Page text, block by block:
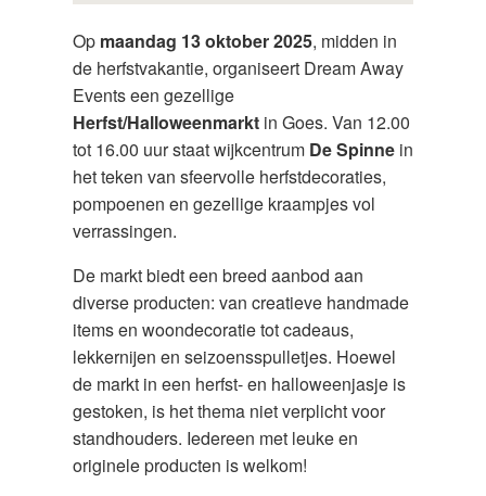
Op maandag 13 oktober 2025, midden in
de herfstvakantie, organiseert Dream Away
Events een gezellige
Herfst/Halloweenmarkt in Goes. Van 12.00
tot 16.00 uur staat wijkcentrum De Spinne in
het teken van sfeervolle herfstdecoraties,
pompoenen en gezellige kraampjes vol
verrassingen.
De markt biedt een breed aanbod aan
diverse producten: van creatieve handmade
items en woondecoratie tot cadeaus,
lekkernijen en seizoensspulletjes. Hoewel
de markt in een herfst- en halloweenjasje is
gestoken, is het thema niet verplicht voor
standhouders. Iedereen met leuke en
originele producten is welkom!